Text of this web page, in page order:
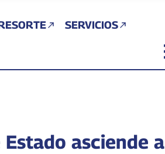
SERVICIOS
asciende a